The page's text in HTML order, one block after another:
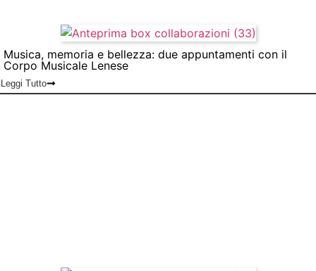
Musica, memoria e bellezza: due appuntamenti con il
Corpo Musicale Lenese
Leggi Tutto